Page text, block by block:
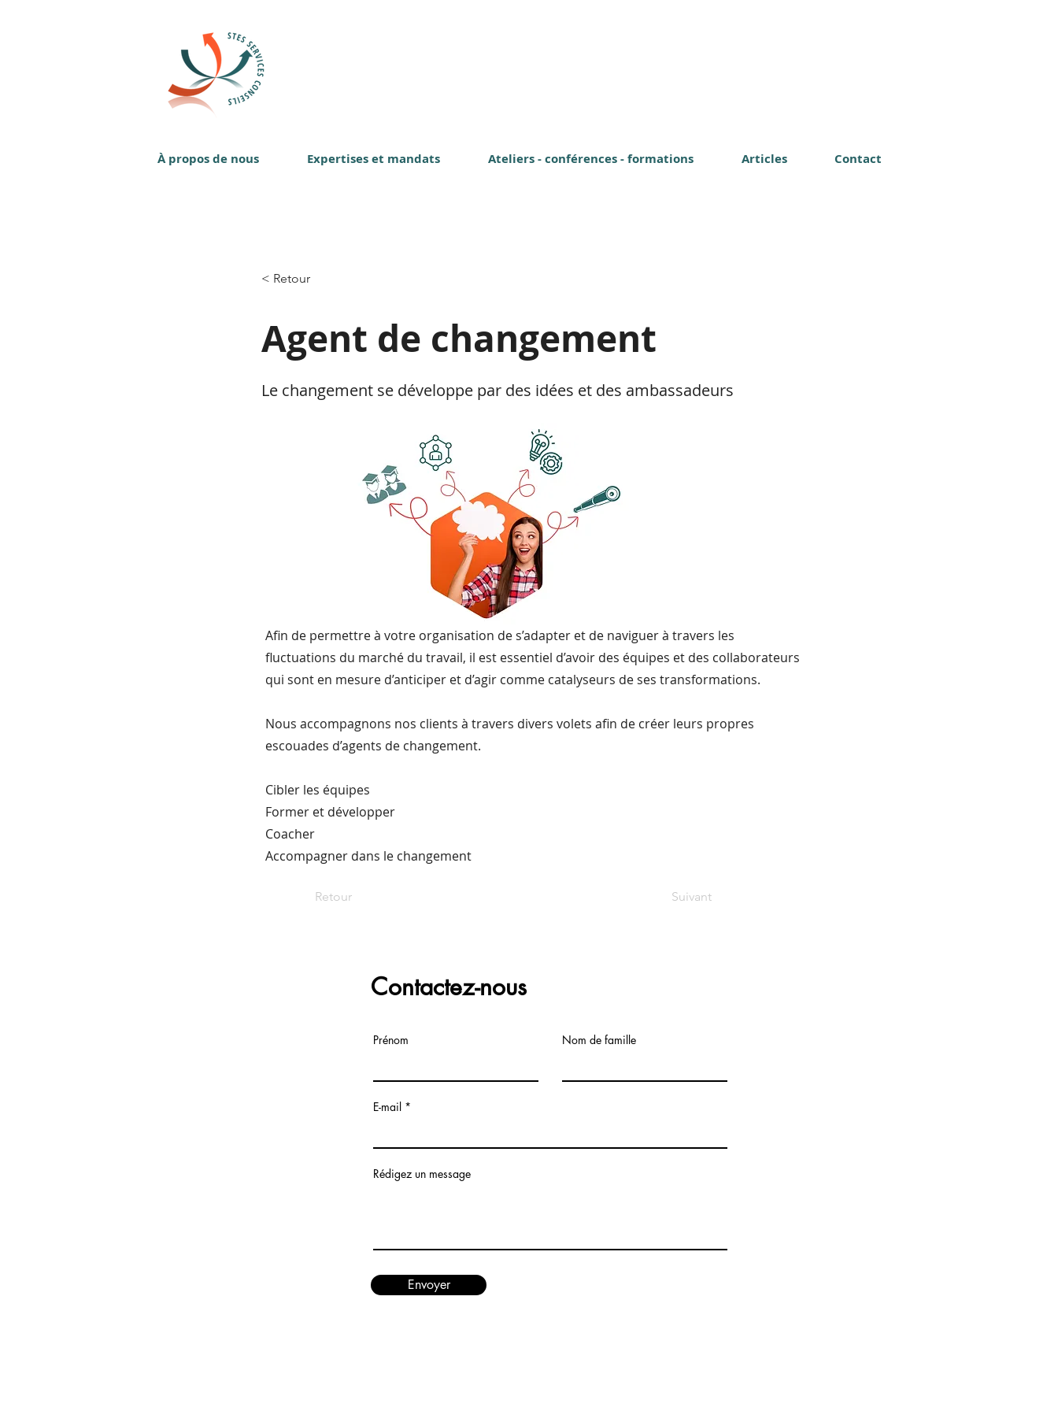
À propos de nous Expertises et mandats Ateliers - conférences - formations Articles Contact
< Retour
Agent de changement
Le changement se développe par des idées et des ambassadeurs
Afin de permettre à votre organisation de s’adapter et de naviguer à travers les
fluctuations du marché du travail, il est essentiel d’avoir des équipes et des collaborateurs
qui sont en mesure d’anticiper et d’agir comme catalyseurs de ses transformations.
Nous accompagnons nos clients à travers divers volets afin de créer leurs propres
escouades d’agents de changement.
Cibler les équipes
Former et développer
Coacher
Accompagner dans le changement
Retour Suivant
Contactez-nous
Prénom Nom de famille
E-mail
Rédigez un message
Envoyer